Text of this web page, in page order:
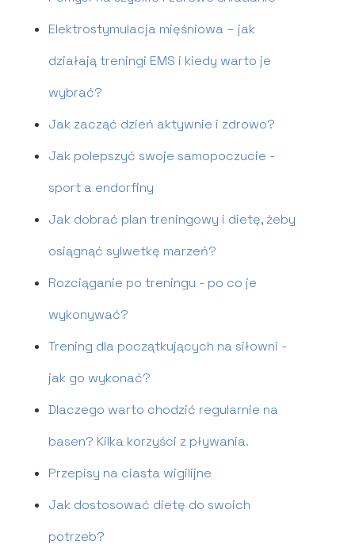
Elektrostymulacja mięśniowa – jak
działają treningi EMS i kiedy warto je
wybrać?
Jak zacząć dzień aktywnie i zdrowo?
Jak polepszyć swoje samopoczucie -
sport a endorfiny
Jak dobrać plan treningowy i dietę, żeby
osiągnąć sylwetkę marzeń?
Rozciąganie po treningu - po co je
wykonywać?
Trening dla początkujących na siłowni -
jak go wykonać?
Dlaczego warto chodzić regularnie na
basen? Kilka korzyści z pływania.
Przepisy na ciasta wigilijne
Jak dostosować dietę do swoich
potrzeb?